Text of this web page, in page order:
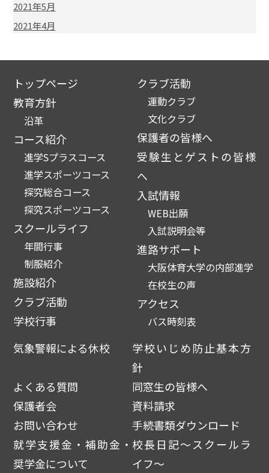
2021年5月
2021年4月
トップページ
教育方針
沿革
コース紹介
進学Sプラスコース
進学スポーツコース
探究総合コース
探究スポーツコース
スクールライフ
年間行事
制服紹介
施設紹介
クラブ活動
学校行事
クラブ活動
運動クラブ
文化クラブ
保護者の皆様へ
受験生とゲストの皆様
へ
入試情報
WEB出願
入試説明会等
進路サポート
大阪体育大学の内部進学
在校生の声
アクセス
バス時刻表
気象警報による休校
学校いじめ防止基本方
針
よくある質問
同窓生の皆様へ
保護者会
資料請求
お問い合わせ
手続書類ダウンロード
就学支援金・補助金・
奨学金について
校長日記～スクールラ
イフ～